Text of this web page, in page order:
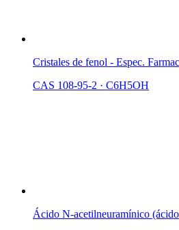
Cristales de fenol - Espec.
CAS 108-95-2 · C6H5OH
Ácido N-acetilneuramínico